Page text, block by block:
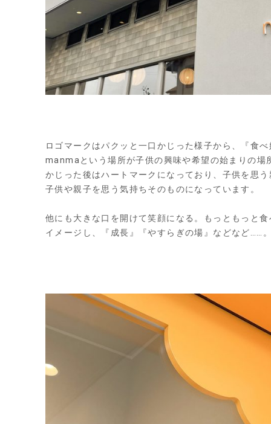
ロゴマークはパクッと一口かじった様子から、『食べ
manma という場所が子供の興味や希望の始まりの
かじった後はハートマークになっており、子供を思
子供や親子を思う気持ちそのものになっています。
他にも大きな口を開けて笑顔になる。もっともっと
イメージし、『成長』『やすらぎの場』などなど